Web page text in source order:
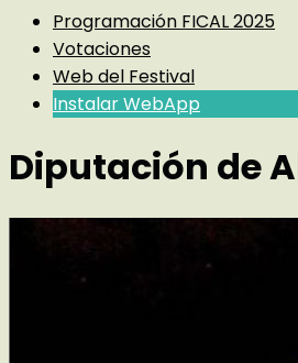
Programación FICAL 2025
Votaciones
Web del Festival
Instalar WebApp
Diputación de